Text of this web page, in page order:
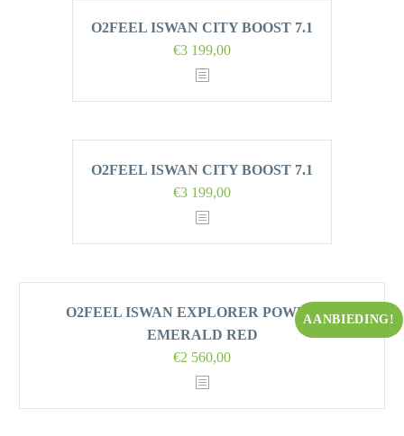
O2FEEL ISWAN CITY BOOST 7.1
€3 199,00
O2FEEL ISWAN CITY BOOST 7.1
€3 199,00
AANBIEDING!
O2FEEL ISWAN EXPLORER POWER 6.1
EMERALD RED
Oorspronkelijke
prijs
€2 560,00Huidige